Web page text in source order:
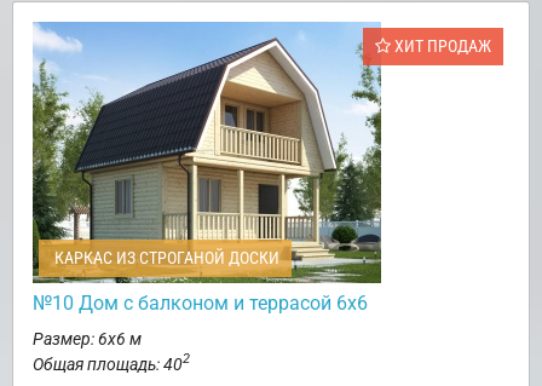
ХИТ ПРОДАЖ
КАРКАС ИЗ СТРОГАНОЙ ДОСКИ
№10 Дом с балконом и террасой 6х6
Размер: 6х6 м
Общая площадь: 402